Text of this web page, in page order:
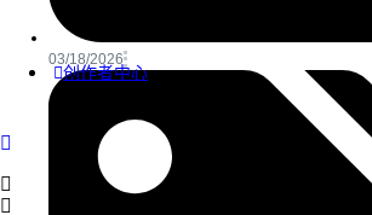
创作者中心
03/18/2026